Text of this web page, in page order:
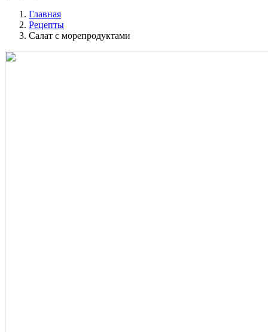
Главная
Рецепты
Салат с морепродуктами